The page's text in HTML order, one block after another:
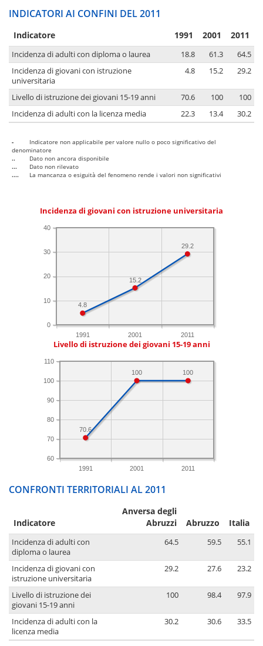
INDICATORI AI CONFINI DEL 2011
Indicatore 1991 2001 2011
Incidenza di adulti con diploma o laurea 18.8 61.3
64.5
Incidenza di giovani con istruzione
universitaria
4.8 15.2 29.2
Livello di istruzione dei giovani 15-19 anni 70.6 100
100
Incidenza di adulti con la licenza media
22.3 13.4 30.2
-
Indicatore non applicabile per valore nullo o poco significativo del
denominatore
..
Dato non ancora disponibile
...
Dato non rilevato
....
La mancanza o esiguità del fenomeno rende i valori non significativi
Incidenza di giovani con istruzione universitaria
1991 2001 2011
0
10
20
30
40
29.2
15.2
4.8
Livello di istruzione dei giovani 15-19 anni
1991 2001 2011
60
70
80
90
100
110
100
100
70.6
CONFRONTI TERRITORIALI AL 2011
Indicatore
Anversa degli
Abruzzi
Abruzzo Italia
Incidenza di adulti con
diploma o laurea
64.5 59.5 55.1
Incidenza di giovani con
istruzione universitaria
29.2 27.6 23.2
Livello di istruzione dei
giovani 15-19 anni
100 98.4 97.9
Incidenza di adulti con la
licenza media
30.2 30.6 33.5